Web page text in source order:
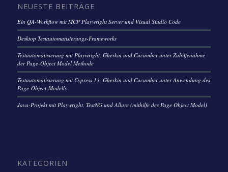
NEUESTE BEITRÄGE
Ein QA-Workflow mit MCP Playwright Server und Visual Studio Code
Desktop Testautomatisierungs-Frameworks
Testautomatisierung mit Playwright, Gherkin und Cucumber unter Zuhilfenahme
der Page-Object Model Methode
Testautomatisierung mit Cypress 13, Gherkin und Cucumber unter Anwendung des
Page-Object-Modells
Java-Projekt mit Playwright, TestNG und Allure (mithilfe des Page Object Model)
KATEGORIEN